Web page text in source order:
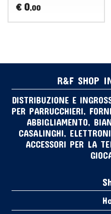
€ 0,00
R&F SHOP
DISTRIBUZIONE E
PER PARRUCCHIERI,
ABBIGLIAMENTO,
CASALINGHI,
ACCESSORI PER LA